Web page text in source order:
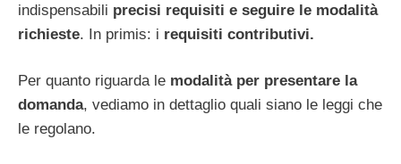
indispensabili precisi requisiti e seguire le modalità
richieste. In primis: i requisiti contributivi.
Per quanto riguarda le modalità per presentare la
domanda, vediamo in dettaglio quali siano le leggi che
le regolano.